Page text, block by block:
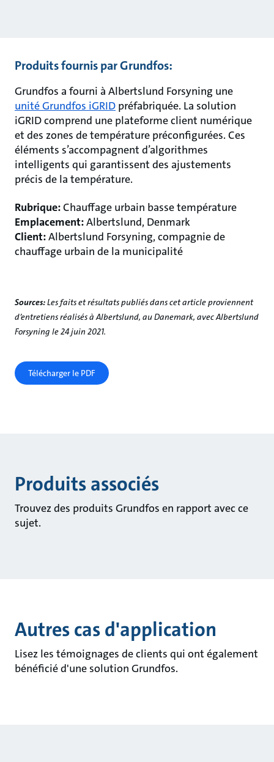
Produits fournis par Grundfos:
Grundfos a fourni à Albertslund Forsyning une
unité Grundfos iGRID préfabriquée. La solution
iGRID comprend une plateforme client numérique
et des zones de température préconfigurées. Ces
éléments s’accompagnent d’algorithmes
intelligents qui garantissent des ajustements
précis de la température.
Rubrique:Chauffage urbain basse température
Emplacement:Albertslund, Denmark
Client:Albertslund Forsyning, compagnie de
chauffage urbain de la municipalité
Sources:Les faits et résultats publiés dans cet article proviennent
d’entretiens réalisés à Albertslund, au Danemark, avec Albertslund
Forsyning le 24 juin 2021.
Télécharger le PDF
Produits associés
Trouvez des produits Grundfos en rapport avec ce
sujet.
Autres cas d'application
Lisez les témoignages de clients qui ont également
bénéficié d'une solution Grundfos.